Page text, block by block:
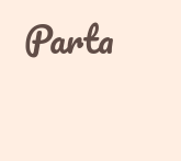
contentParta